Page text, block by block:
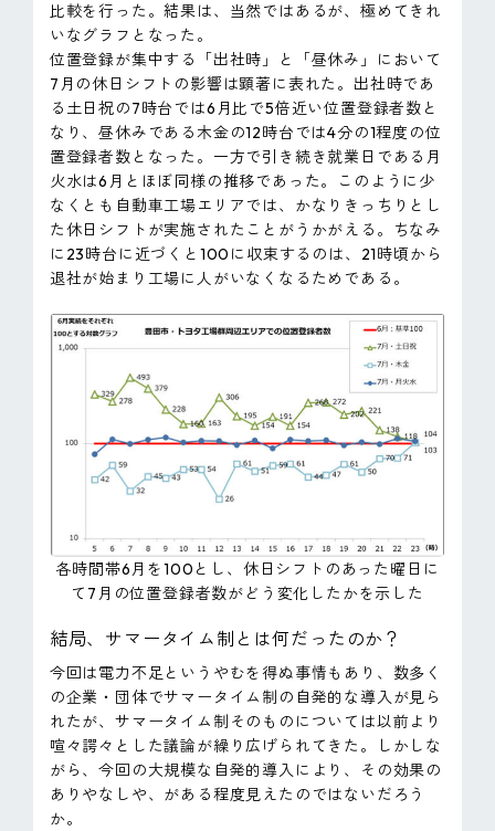
比較を行った。結果は、当然ではあるが、極めてきれ
いなグラフとなった。
位置登録が集中する「出社時」と「昼休み」において
7月の休日シフトの影響は顕著に表れた。出社時であ
る土日祝の7時台では6月比で5倍近い位置登録者数と
なり、昼休みである木金の12時台では4分の1程度の位
置登録者数となった。一方で引き続き就業日である月
火水は6月とほぼ同様の推移であった。このように少
なくとも自動車工場エリアでは、かなりきっちりとし
た休日シフトが実施されたことがうかがえる。ちなみ
に23時台に近づくと100に収束するのは、21時頃から
退社が始まり工場に人がいなくなるためである。
各時間帯6月を100とし、休日シフトのあった曜日に
て7月の位置登録者数がどう変化したかを示した
結局、サマータイム制とは何だったのか？
今回は電力不足というやむを得ぬ事情もあり、数多く
の企業・団体でサマータイム制の自発的な導入が見ら
れたが、サマータイム制そのものについては以前より
喧々諤々とした議論が繰り広げられてきた。しかしな
がら、今回の大規模な自発的導入により、その効果の
ありやなしや、がある程度見えたのではないだろう
か。